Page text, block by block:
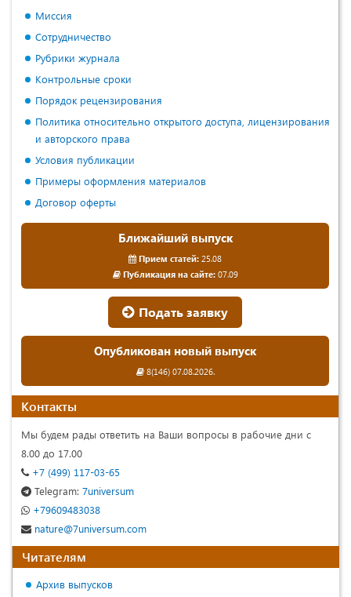
Миссия
Сотрудничество
Рубрики журнала
Контрольные сроки
Порядок рецензирования
Политика относительно открытого доступа, лицензирования
и авторского права
Условия публикации
Примеры оформления материалов
Договор оферты
Ближайший выпуск
Прием статей: 25.08
Публикация на сайте:07.09
Подать заявку
Опубликован новый выпуск
8(146) 07.08.2026.
Контакты
Мы будем рады ответить на Ваши вопросы в рабочие дни с
8.00 до 17.00
+7 (499) 117-03-65
Telegram: 7universum
+79609483038
nature@7universum.com
Читателям
Архив выпусков